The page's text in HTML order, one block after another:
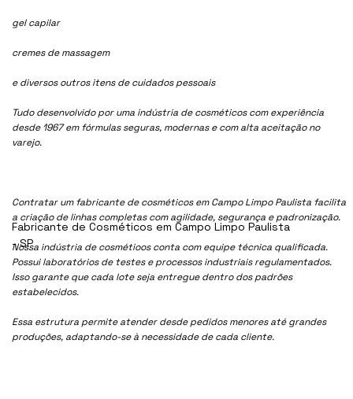
gel capilar
cremes de massagem
e diversos outros itens de cuidados pessoais
Tudo desenvolvido por uma indústria de cosméticos com experiência
desde 1967 em fórmulas seguras, modernas e com alta aceitação no
varejo.
Contratar um fabricante de cosméticos em Campo Limpo Paulista facilita
a criação de linhas completas com agilidade, segurança e padronização.
Nossa indústria de cosmétioos conta com equipe técnica qualificada.
Possui laboratórios de testes e processos industriais regulamentados.
Isso garante que cada lote seja entregue dentro dos padrões
estabelecidos.
Essa estrutura permite atender desde pedidos menores até grandes
produções, adaptando-se à necessidade de cada cliente.
Fabricante de Cosméticos em Campo Limpo Paulista
- SP